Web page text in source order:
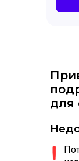
для